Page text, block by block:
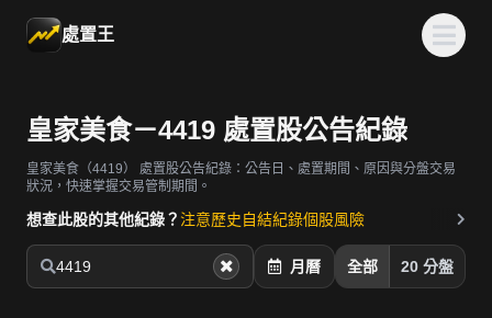
處置王
皇家美食－4419 處置股公告紀錄
皇家美食（4419）
處置股公告紀錄：公告日、處置期間、原因與分盤交易
狀況，快速掌握交易管制期間。
想查此股的其他紀錄？ 注意歷史自結紀錄個股風險
4419 月曆 全部 20 分盤